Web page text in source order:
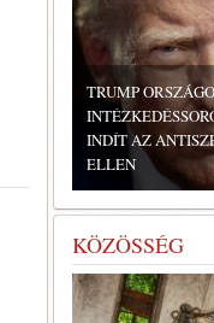
TRUMP
INDÍT AZ
ELLEN
KÖZÖSSÉG